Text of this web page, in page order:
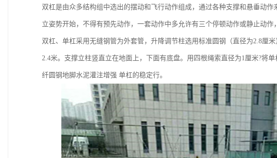
双杠是由众多结构组中选出的摆动和飞行动作组成，通过各种支撑和悬垂动
立姿势开始，不得有预先动作，一套动作中多允许有三个停顿动作或静止动作
双杠、单杠采用无缝钢管为外套管，升降调节柱选用标准圆钢（直径为2.8厘
2.4米。支撑立柱竖直立在地面上，下面有底盘。用四根绳索直径为1厘米?将
纤圆钢地脚水泥灌注增强 单杠的稳定行。